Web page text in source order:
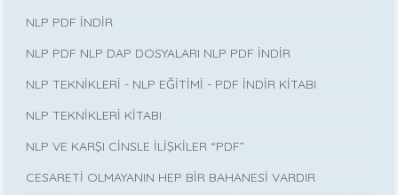
NLP PDF İNDİR
NLP PDF NLP DAP DOSYALARI NLP PDF İNDİR
NLP TEKNİKLERİ - NLP EĞİTİMİ - PDF İNDİR KİTABI
NLP TEKNİKLERİ KİTABI
NLP VE KARŞI CİNSLE İLİŞKİLER “PDF”
CESARETİ OLMAYANIN HEP BİR BAHANESİ VARDIR